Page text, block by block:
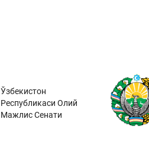
Ўзбекистон
Республикаси Олий
Мажлис Сенати